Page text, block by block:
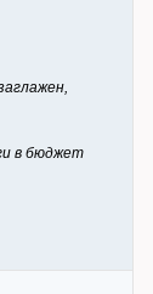
в бюджет